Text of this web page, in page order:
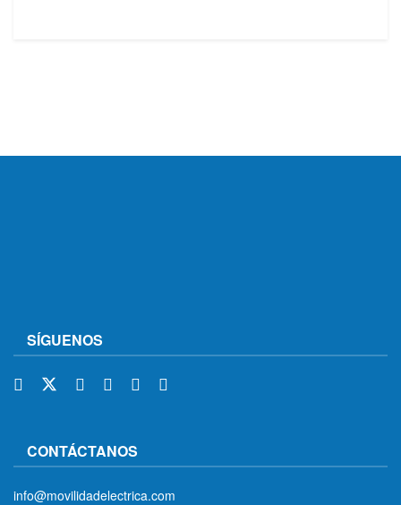
SÍGUENOS
CONTÁCTANOS
info@movilidadelectrica.com